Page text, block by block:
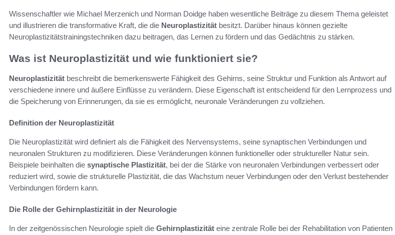
Wissenschaftler wie Michael Merzenich und Norman Doidge haben wesentliche Beiträge zu diesem Thema geleistet
und illustrieren die transformative Kraft, die die Neuroplastizität besitzt. Darüber hinaus können gezielte
Neuroplastizitätstrainingstechniken dazu beitragen, das Lernen zu fördern und das Gedächtnis zu stärken.
Was ist Neuroplastizität und wie funktioniert sie?
Neuroplastizität beschreibt die bemerkenswerte Fähigkeit des Gehirns, seine Struktur und Funktion als Antwort auf
verschiedene innere und äußere Einflüsse zu verändern. Diese Eigenschaft ist entscheidend für den Lernprozess und
die Speicherung von Erinnerungen, da sie es ermöglicht, neuronale Veränderungen zu vollziehen.
Definition der Neuroplastizität
Die Neuroplastizität wird definiert als die Fähigkeit des Nervensystems, seine synaptischen Verbindungen und
neuronalen Strukturen zu modifizieren. Diese Veränderungen können funktioneller oder struktureller Natur sein.
Beispiele beinhalten die synaptische Plastizität, bei der die Stärke von neuronalen Verbindungen verbessert oder
reduziert wird, sowie die strukturelle Plastizität, die das Wachstum neuer Verbindungen oder den Verlust bestehender
Verbindungen fördern kann.
Die Rolle der Gehirnplastizität in der Neurologie
In der zeitgenössischen Neurologie spielt die Gehirnplastizität eine zentrale Rolle bei der Rehabilitation von Patienten